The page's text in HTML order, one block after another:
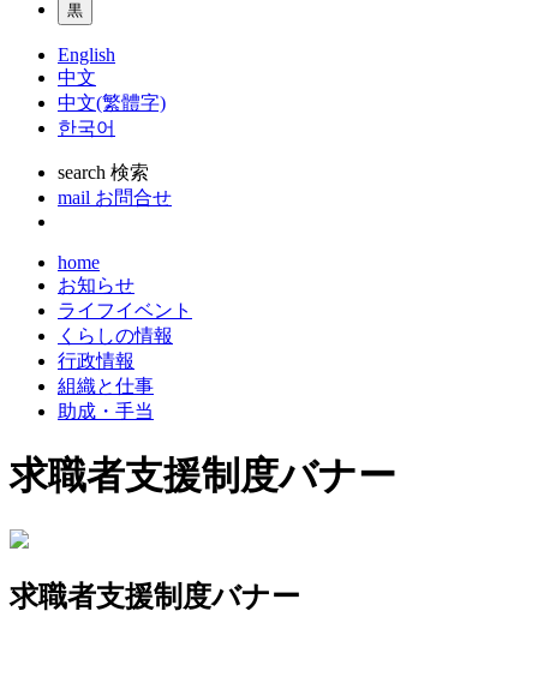
黒
English
中文
中文(繁體字)
한국어
search 検索
mail お問合せ
home
お知らせ
ライフイベント
くらしの情報
行政情報
組織と仕事
助成・手当
求職者支援制度バナー
求職者支援制度バナー